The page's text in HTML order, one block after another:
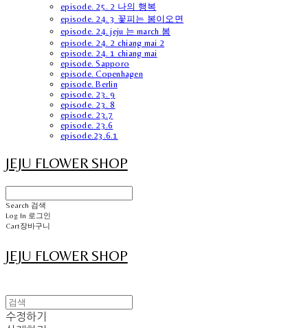
episode. 25. 2 나의 행복
episode. 24. 3 꽃피는 봄이오면
episode. 24. jeju 는 march 봄
episode. 24. 2 chiang mai 2
episode. 24. 1 chiang mai
episode. Sapporo
episode. Copenhagen
episode. Berlin
episode. 23. 9
episode. 23. 8
episode. 23.7
episode. 23.6
episode.23.6.1
JEJU FLOWER SHOP
Search 검색
Log In 로그인
Cart장바구니
JEJU FLOWER SHOP
수정하기